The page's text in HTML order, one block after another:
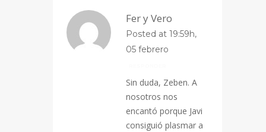
Fer y Vero
Posted at 19:59h,
05 febrero
Sin duda, Zeben. A
nosotros nos
encantó porque Javi
consiguió plasmar a